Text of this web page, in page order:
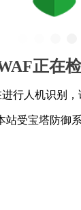
正在
进行人机识别，
站受宝塔防御